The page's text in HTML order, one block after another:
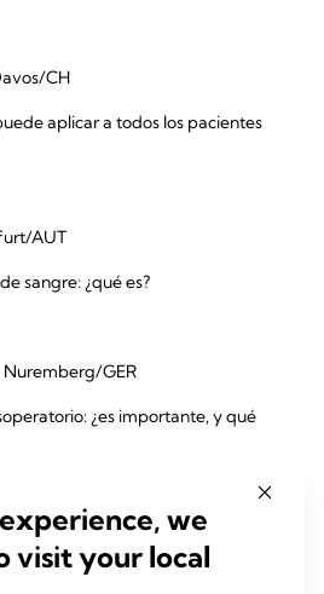
CH
aplicar a todos los pacientes
AUT
sangre: ¿qué es?
Nuremberg/GER
¿es importante, y qué
Zúrich/CH
proactiva del drenaje torácico
we
visit your local